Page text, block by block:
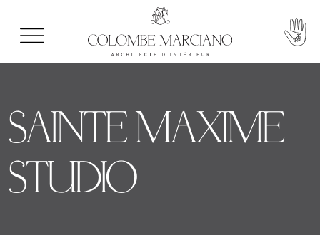
SAINTE MAXIME
STUDIO